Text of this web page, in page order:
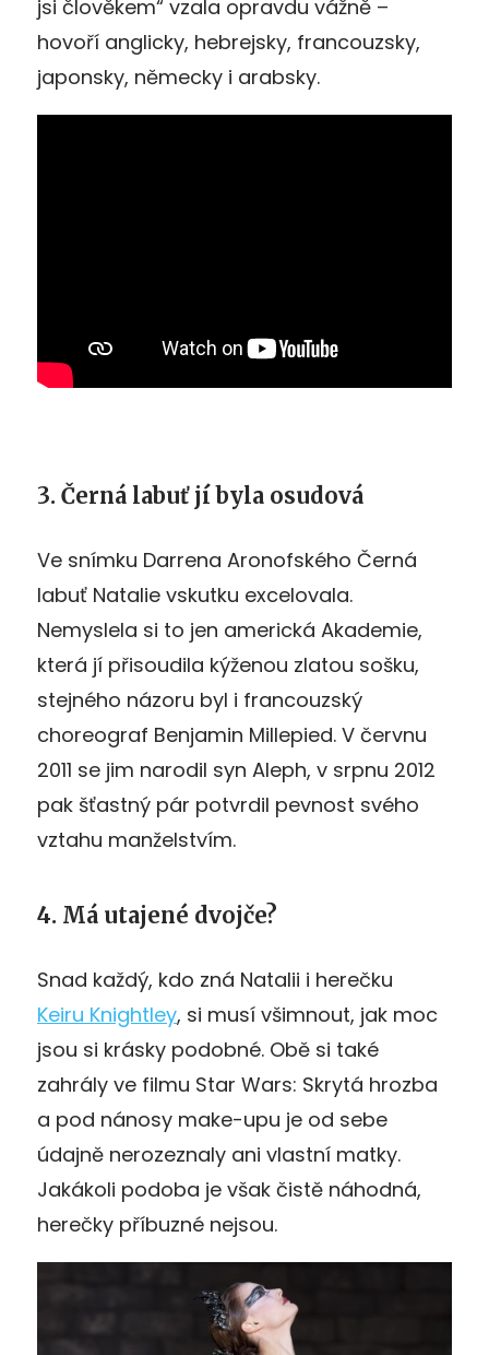
jsi člověkem“ vzala opravdu vážně –
hovoří anglicky, hebrejsky, francouzsky,
japonsky, německy i arabsky.
3. Černá labuť jí byla osudová
Ve snímku Darrena Aronofského Černá
labuť Natalie vskutku excelovala.
Nemyslela si to jen americká Akademie,
která jí přisoudila kýženou zlatou sošku,
stejného názoru byl i francouzský
choreograf Benjamin Millepied. V červnu
2011 se jim narodil syn Aleph, v srpnu 2012
pak šťastný pár potvrdil pevnost svého
vztahu manželstvím.
4. Má utajené dvojče?
Snad každý, kdo zná Natalii i herečku
Keiru Knightley, si musí všimnout, jak moc
jsou si krásky podobné. Obě si také
zahrály ve filmu Star Wars: Skrytá hrozba
a pod nánosy make-upu je od sebe
údajně nerozeznaly ani vlastní matky.
Jakákoli podoba je však čistě náhodná,
herečky příbuzné nejsou.